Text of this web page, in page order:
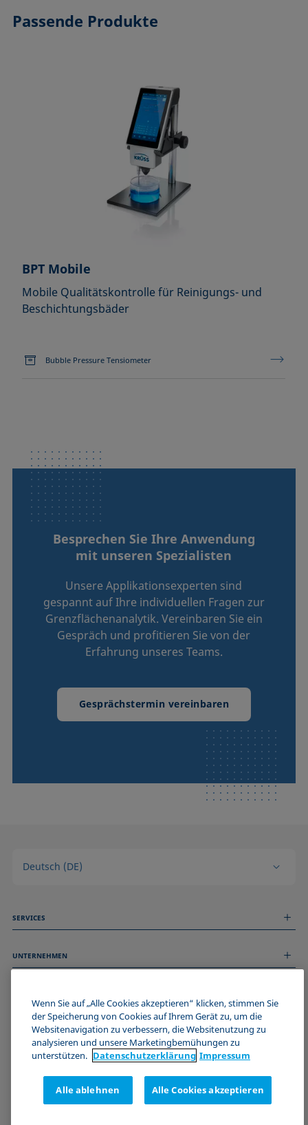
Passende Produkte
BPT Mobile
Mobile Qualitätskontrolle für Reinigungs- und
Beschichtungsbäder
Bubble Pressure Tensiometer
Besprechen Sie Ihre Anwendung
mit unseren Spezialisten
Unsere Applikationsexperten sind
gespannt auf Ihre individuellen Fragen zur
Grenzflächenanalytik. Vereinbaren Sie ein
Gespräch und profitieren Sie von der
Erfahrung unseres Teams.
Gesprächstermin vereinbaren
Deutsch (DE)
SERVICES
Technischer Service
UNTERNEHMEN
Stellenangebote
Events
Impressum
Datenschutzerklärung
Cookie-Richtlinie
Zertifizierungen (ISO 9001)
Newsletter-Anmeldung
WERDE TEIL DER KRÜSS COMMUNITY
Wenn Sie auf „Alle Cookies akzeptieren“ klicken, stimmen Sie
der Speicherung von Cookies auf Ihrem Gerät zu, um die
Websitenavigation zu verbessern, die Websitenutzung zu
analysieren und unsere Marketingbemühungen zu
unterstützen. Datenschutz­erklärung Impressum
Alle ablehnen Alle Cookies akzeptieren